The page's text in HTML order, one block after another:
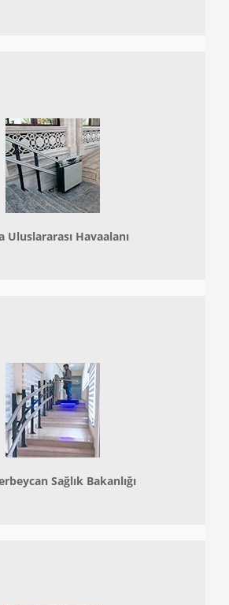
Uluslararası Havaalanı
Sağlık Bakanlığı